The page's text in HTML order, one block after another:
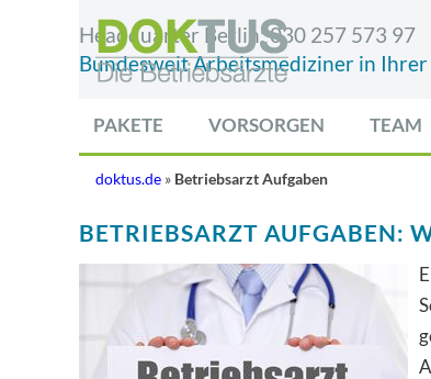
Headquarter Berlin:030 257 573 97
Bundesweit Arbeitsmediziner in Ihrer
PAKETE VORSORGEN TEAM
doktus.de » Betriebsarzt Aufgaben
BETRIEBSARZT AUFGABEN: